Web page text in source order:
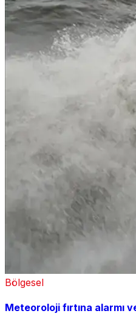
Bölgesel
Meteoroloji fırtına alarmı